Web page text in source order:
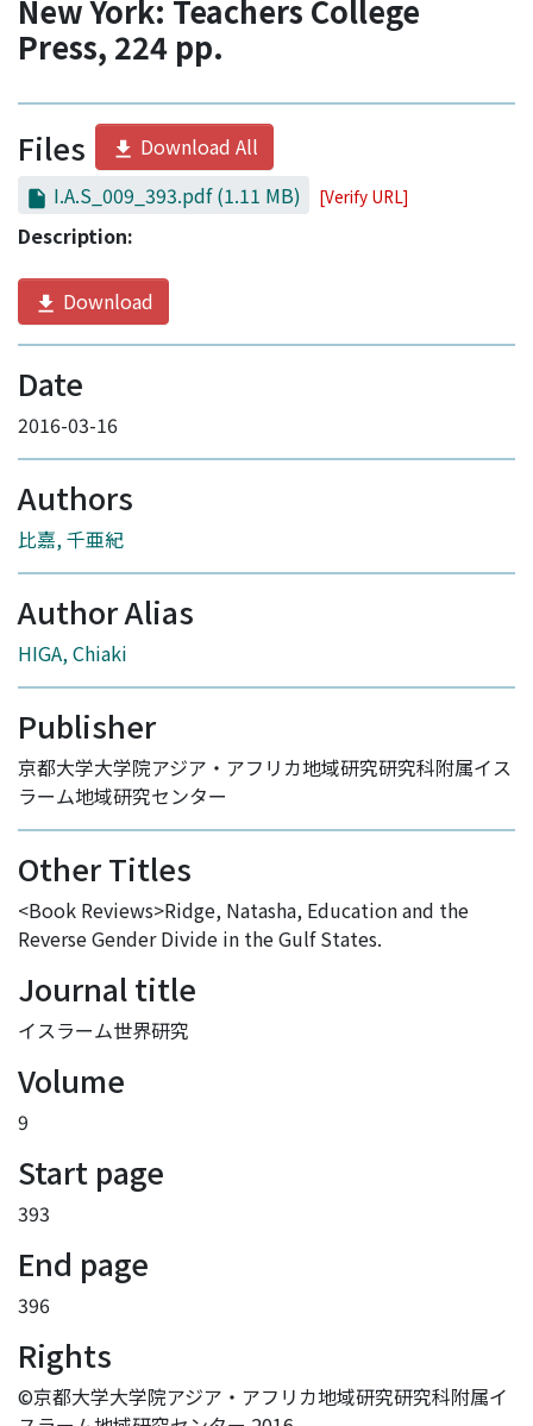
New York: Teachers College
Press, 224 pp.
Files
Download All
I.A.S_009_393.pdf(1.11 MB) [Verify URL]
Description:
Download
Date
2016-03-16
Authors
比嘉, 千亜紀
Author Alias
HIGA, Chiaki
Publisher
京都大学大学院アジア・アフリカ地域研究研究科附属イス
ラーム地域研究センター
Other Titles
<Book Reviews>Ridge, Natasha, Education and the
Reverse Gender Divide in the Gulf States.
Journal title
イスラーム世界研究
Volume
9
Start page
393
End page
396
Rights
©京都大学大学院アジア・アフリカ地域研究研究科附属イ